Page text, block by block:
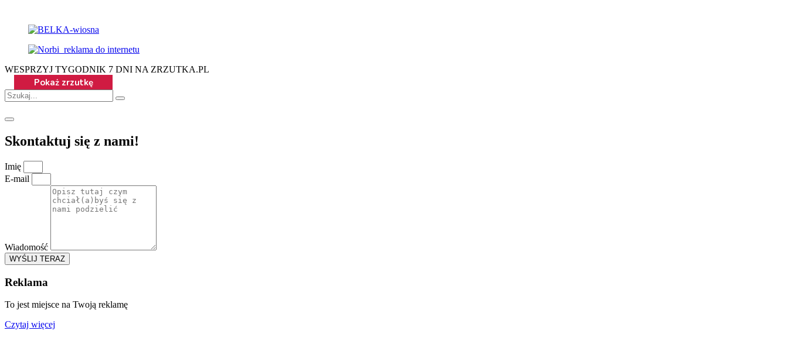
WESPRZYJ TYGODNIK 7 DNI NA ZRZUTKA.PL
Skontaktuj się z nami!
Imię
E-mail
Wiadomość
WYŚLIJ TERAZ
Reklama
To jest miejsce na Twoją reklamę
Czytaj więcej